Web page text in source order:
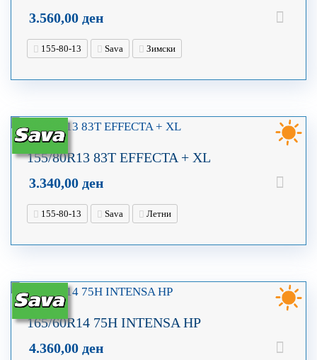
3.560,00 ден
155-80-13 Sava Зимски
155/80R13 83T EFFECTA + XL
3.340,00 ден
155-80-13 Sava Летни
165/60R14 75H INTENSA HP
4.360,00 ден